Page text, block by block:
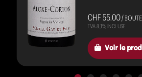
CHF 55.00/
Voir le